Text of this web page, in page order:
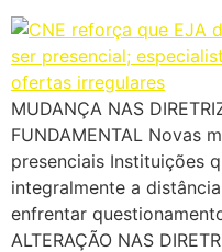
MUDANÇA NAS
FUNDAMENTAL Novas
presenciais Instituições
integralmente a
enfrentar
ALTERAÇÃO NAS